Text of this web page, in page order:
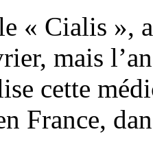
« Cialis »,
mais
cette
France,